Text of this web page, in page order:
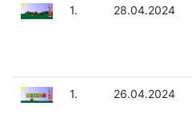
1. 28.04.2024
1. 26.04.2024